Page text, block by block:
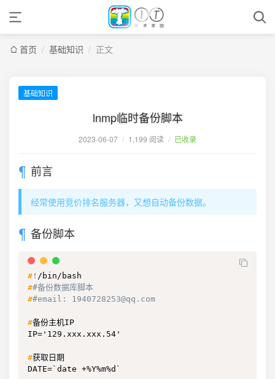
首页 / 基础知识 / 正文
基础知识
lnmp临时备份脚本
2023-06-07 / 1,199 阅读 / 已收录
前言
经常使用竞价排名服务器，又想自动备份数据。
备份脚本
# ! /bin/bash
##备份数据库脚本
##email: 1940728253@qq.com
#备份主机IP
IP='129.xxx.xxx.54'
#获取日期
DATE=`date +%Y%m%d`